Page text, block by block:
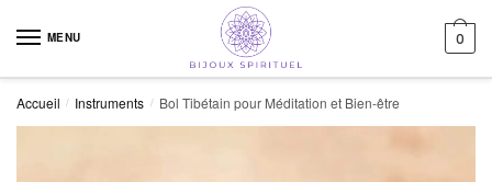
MENU 0
Accueil / Instruments / Bol Tibétain pour Méditation et Bien-être